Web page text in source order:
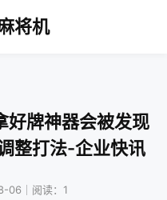
将机
好牌神器会被发现
整打法-企业快讯
06｜阅读：1